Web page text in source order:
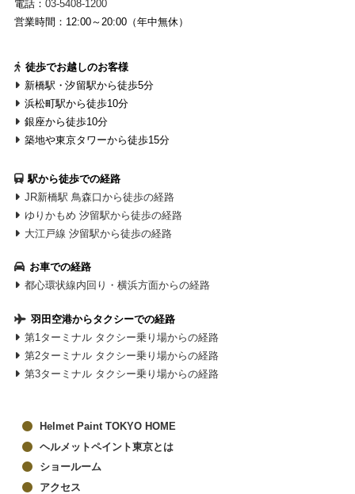
電話： 03-5408-1200
営業時間：12:00～20:00（年中無休）
徒歩でお越しのお客様
新橋駅・汐留駅から徒歩5分
浜松町駅から徒歩10分
銀座から徒歩10分
築地や東京タワーから徒歩15分
駅から徒歩での経路
JR新橋駅 鳥森口から徒歩の経路
ゆりかもめ 汐留駅から徒歩の経路
大江戸線 汐留駅から徒歩の経路
お車での経路
都心環状線内回り・横浜方面からの経路
羽田空港からタクシーでの経路
第1ターミナル タクシー乗り場からの経路
第2ターミナル タクシー乗り場からの経路
第3ターミナル タクシー乗り場からの経路
Helmet Paint TOKYO HOME
ヘルメットペイント東京とは
ショールーム
アクセス